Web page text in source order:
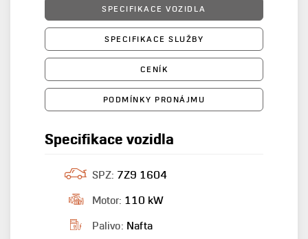
SPECIFIKACE VOZIDLA
SPECIFIKACE SLUŽBY
CENÍK
PODMÍNKY PRONÁJMU
Specifikace vozidla
SPZ: 7Z9 1604
Motor: 110 kW
Palivo: Nafta